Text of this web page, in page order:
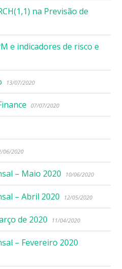
na Previsão de
e indicadores de risco e
13/07/2020
07/07/2020
06/2020
– Maio 2020 10/06/2020
– Abril 2020 12/05/2020
de 2020 11/04/2020
– Fevereiro 2020